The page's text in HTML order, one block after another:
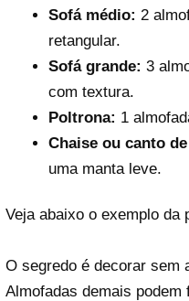
Sofá médio: 2
retangular.
Sofá grande: 3
com textura.
Poltrona: 1
Chaise ou canto
uma manta leve.
Veja abaixo o exemplo da
O segredo é decorar sem
Almofadas demais